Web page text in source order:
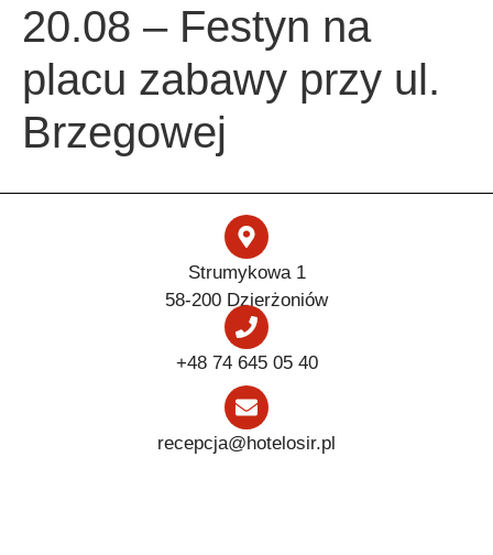
20.08 – Festyn na
placu zabawy przy ul.
Brzegowej
Strumykowa 1
58-200 Dzierżoniów
+48 74 645 05 40
recepcja@hotelosir.pl